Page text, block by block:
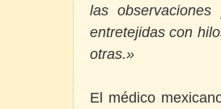
las
entretejidas con
otras.»
El médico